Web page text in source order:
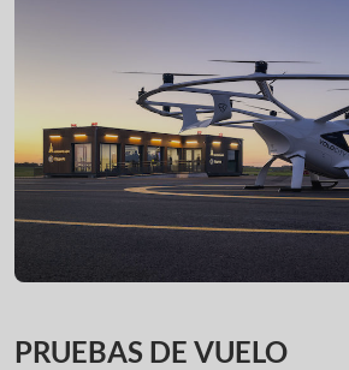
PRUEBAS DE VUELO